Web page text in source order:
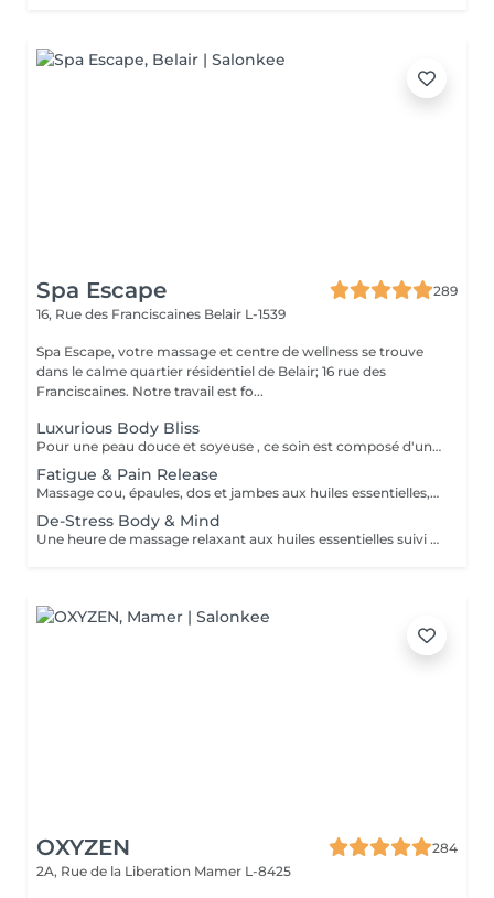
Spa Escape
289
16, Rue des Franciscaines Belair L-1539
Spa Escape, votre massage et centre de wellness se trouve
dans le calme quartier résidentiel de Belair; 16 rue des
Franciscaines. Notre travail est fo...
Luxurious Body Bliss
Pour une peau douce et soyeuse , ce soin est composé d'un gommage du corps complet suivi d'un massage aux huiles aromatiques
Fatigue & Pain Release
Massage cou, épaules, dos et jambes aux huiles essentielles, suivi d'une réfléxologie palmaire et plantaire. Le rituel se termine par un massage crânien revitalisant. Ce soin commence par un rafraîchissement stimulant des pieds pour favoriser la circulation sanguine et la relaxation.
De-Stress Body & Mind
Une heure de massage relaxant aux huiles essentielles suivi d'un masque hydratant visage et d'un massage du crane et visage par accupression. Ce soin commence par un rafraîchissement stimulant des pieds pour favoriser la circulation sanguine et la relaxation.
OXYZEN
284
2A, Rue de la Liberation Mamer L-8425